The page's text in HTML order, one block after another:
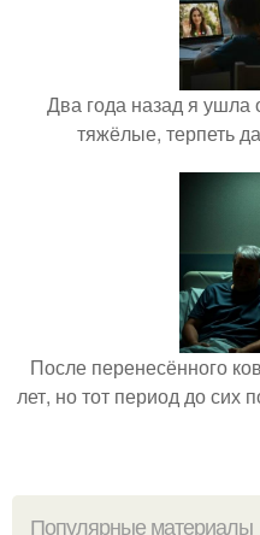
Два года назад я
тяжёлые, терпеть
После перенесённого
лет, но тот период до сих
Популярные материалы